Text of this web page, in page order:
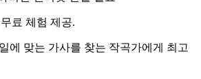
료 체험 제공.
에 맞는 가사를 찾는 작곡가에게 최고